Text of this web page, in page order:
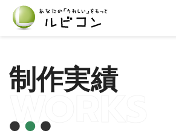
制作実績
WORKS